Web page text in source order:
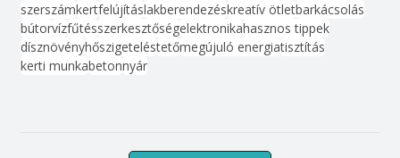
szerszámkertfelújításlakberendezéskreatív ötletbarkácsolás
bútorvízfűtésszerkesztőségelektronikahasznos tippek
dísznövényhőszigeteléstetőmegújuló energiatisztítás
kerti munkabetonnyár